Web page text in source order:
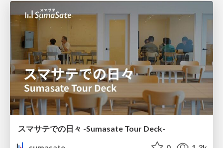
スマサテでの日々 -Sumasate Tour Deck-